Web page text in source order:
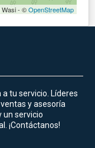
Wasi - ©OpenStreetMap
tu servicio. Líderes
y asesoría
un servicio
¡Contáctanos!